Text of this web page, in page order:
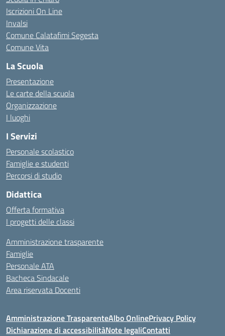
Iscrizioni On Line
Invalsi
Comune Calatafimi Segesta
Comune Vita
La Scuola
Presentazione
Le carte della scuola
Organizzazione
I luoghi
I Servizi
Personale scolastico
Famiglie e studenti
Percorsi di studio
Didattica
Offerta formativa
I progetti delle classi
Amministrazione trasparente
Famiglie
Personale ATA
Bacheca Sindacale
Area riservata Docenti
Amministrazione TrasparenteAlbo OnlinePrivacy Policy
Dichiarazione di accessibilitàNote legaliContatti